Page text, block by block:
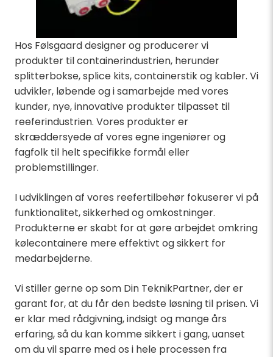
Hos Følsgaard designer og producerer vi
produkter til containerindustrien, herunder
splitterbokse, splice kits, containerstik og kabler. Vi
udvikler, løbende og i samarbejde med vores
kunder, nye, innovative produkter tilpasset til
reeferindustrien. Vores produkter er
skræddersyede af vores egne ingeniører og
fagfolk til helt specifikke formål eller
problemstillinger.
I udviklingen af vores reefertilbehør fokuserer vi på
funktionalitet, sikkerhed og omkostninger.
Produkterne er skabt for at gøre arbejdet omkring
kølecontainere mere effektivt og sikkert for
medarbejderne.
Vi stiller gerne op som Din TeknikPartner, der er
garant for, at du får den bedste løsning til prisen. Vi
er klar med rådgivning, indsigt og mange års
erfaring, så du kan komme sikkert i gang, uanset
om du vil sparre med os i hele processen fra